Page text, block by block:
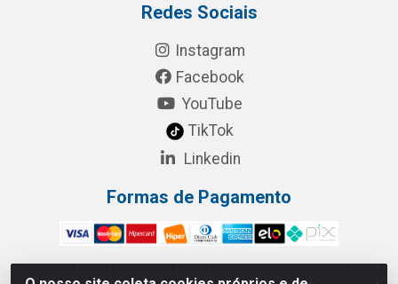
Redes Sociais
Instagram
Facebook
YouTube
TikTok
Linkedin
Formas de Pagamento